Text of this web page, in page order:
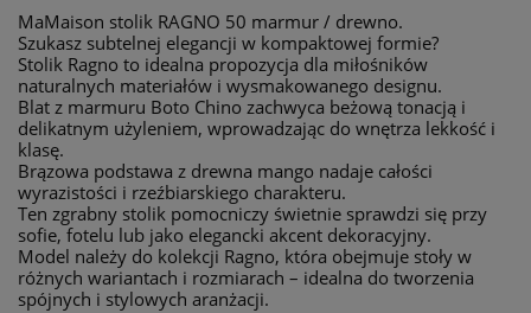
MaMaison stolik RAGNO 50 marmur / drewno.
Szukasz subtelnej elegancji w kompaktowej formie?
Stolik Ragno to idealna propozycja dla miłośników
naturalnych materiałów i wysmakowanego designu.
Blat z marmuru Boto Chino zachwyca beżową tonacją i
delikatnym użyleniem, wprowadzając do wnętrza lekkość i
klasę.
Brązowa podstawa z drewna mango nadaje całości
wyrazistości i rzeźbiarskiego charakteru.
Ten zgrabny stolik pomocniczy świetnie sprawdzi się przy
sofie, fotelu lub jako elegancki akcent dekoracyjny.
Model należy do kolekcji Ragno, która obejmuje stoły w
różnych wariantach i rozmiarach – idealna do tworzenia
spójnych i stylowych aranżacji.